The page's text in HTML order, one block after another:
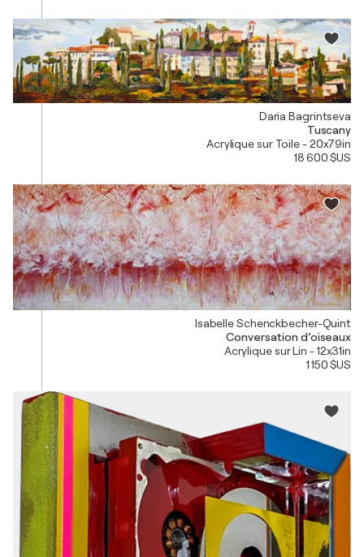
Daria Bagrintseva
Tuscany
Acrylique sur Toile - 20x79in
18 600 $US
Isabelle Schenckbecher-Quint
Conversation d’oiseaux
Acrylique sur Lin - 12x31in
1 150 $US